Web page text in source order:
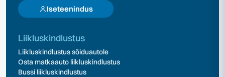
Iseteenindus
Liikluskindlustus
Liikluskindlustus sõiduautole
Osta matkaauto liikluskindlustus
Bussi liikluskindlustus